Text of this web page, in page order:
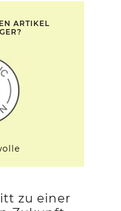
ARTIKEL
zu einer